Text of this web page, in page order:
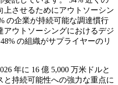
させるためにアウトソーシン
の企業が持続可能な調達慣行
アウトソーシングにおけるデジ
の組織がサプライヤーのリ
年に 16 億 5,000 万米ドルと
持続可能性への強力な重点に